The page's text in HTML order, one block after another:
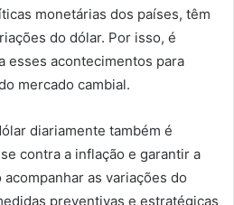
monetárias dos países, têm
do dólar. Por isso, é
esses acontecimentos para
mercado cambial.
diariamente também é
contra a inflação e garantir a
as variações do
preventivas e estratégicas